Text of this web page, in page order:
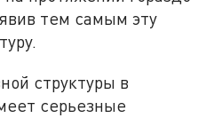
тем самым эту
структуры в
серьезные